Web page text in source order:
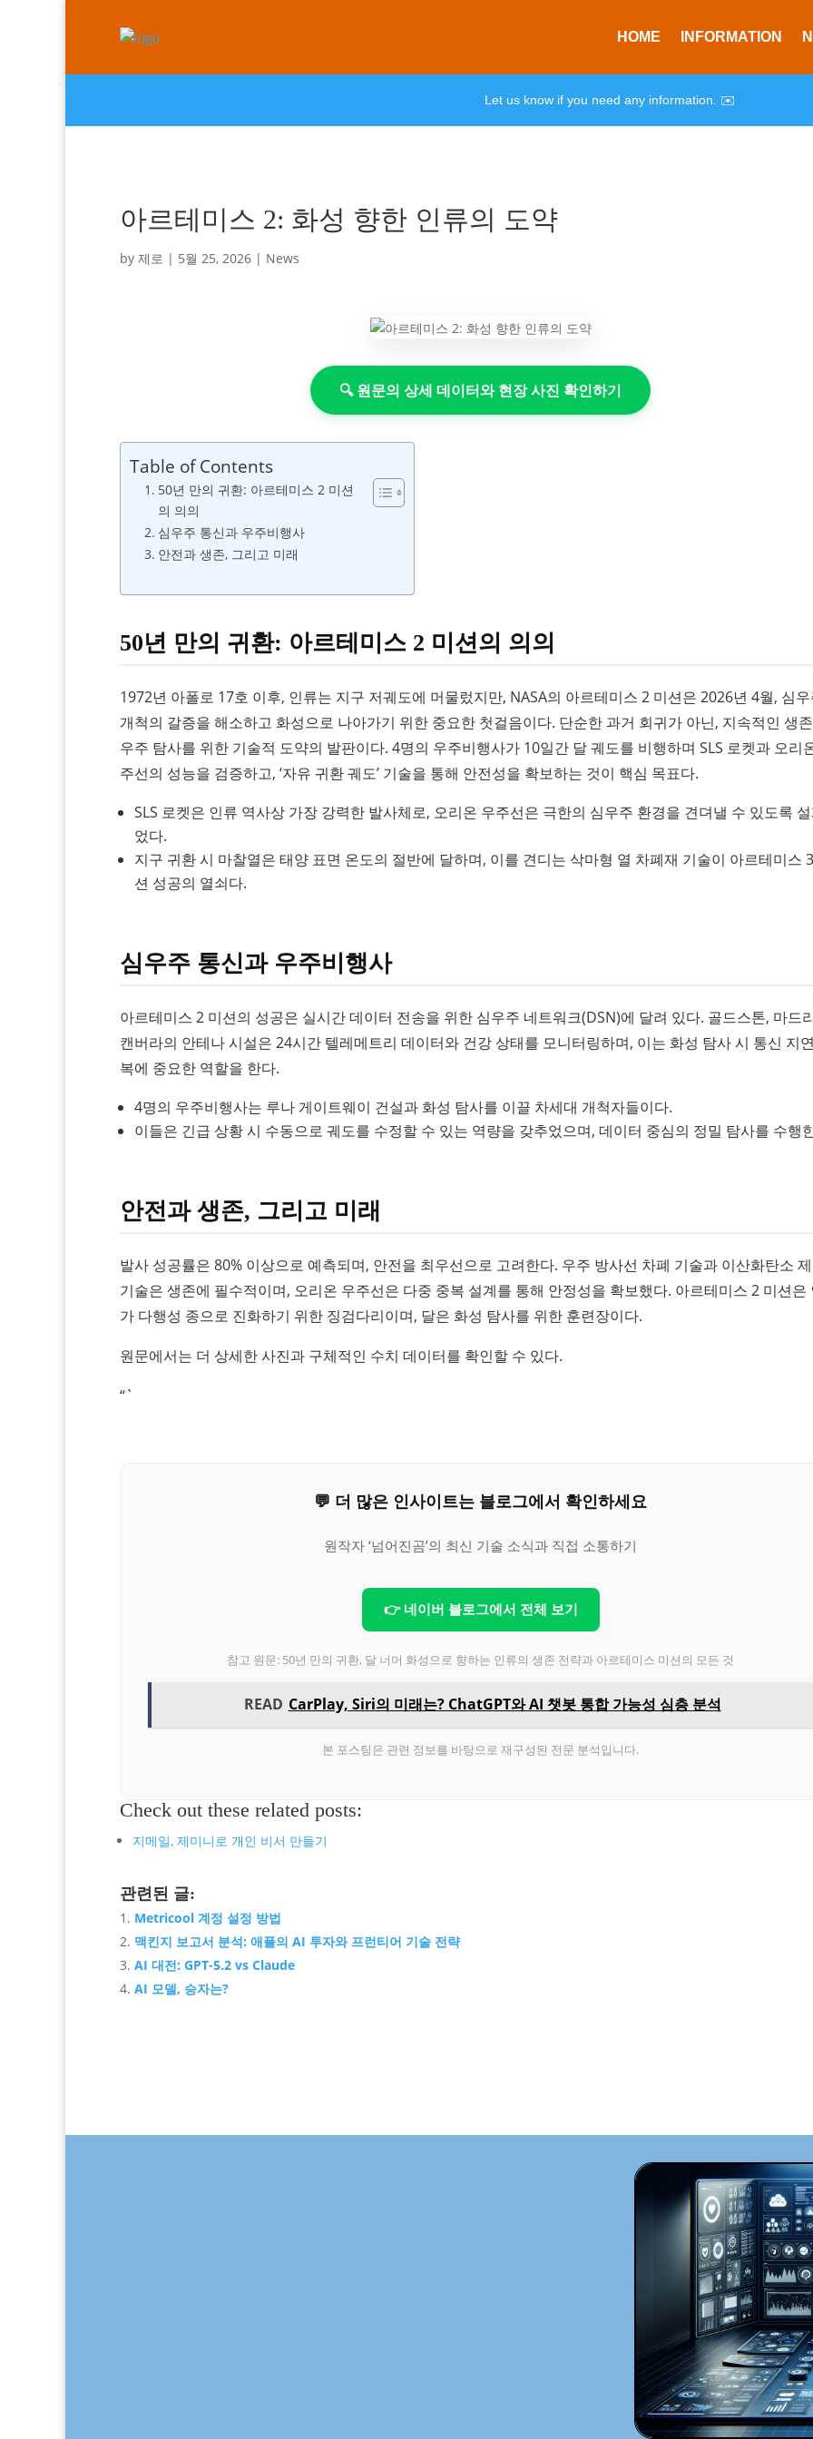
HOME INFORMATION
Let us know if you need any information. ✉️
아르테미스 2: 화성 향한 인류의 도약
by 제로 | 5월 25, 2026 | News
🔍 원문의 상세 데이터와 현장 사진 확인하기
Table of Contents
50년 만의 귀환: 아르테미스 2 미션
의 의의
심우주 통신과 우주비행사
안전과 생존, 그리고 미래
50년 만의 귀환: 아르테미스 2 미션의 의의
1972년 아폴로 17호 이후, 인류는 지구 저궤도에 머물렀지만, NASA의 아르테미스 2 미션은 2026년 4월, 심
개척의 갈증을 해소하고 화성으로 나아가기 위한 중요한 첫걸음이다. 단순한 과거 회귀가 아닌, 지속적인 생
우주 탐사를 위한 기술적 도약의 발판이다. 4명의 우주비행사가 10일간 달 궤도를 비행하며 SLS 로켓과 오리
주선의 성능을 검증하고, ‘자유 귀환 궤도’ 기술을 통해 안전성을 확보하는 것이 핵심 목표다.
SLS 로켓은 인류 역사상 가장 강력한 발사체로, 오리온 우주선은 극한의 심우주 환경을 견뎌낼 수 있도록
었다.
지구 귀환 시 마찰열은 태양 표면 온도의 절반에 달하며, 이를 견디는 삭마형 열 차폐재 기술이 아르테미스
션 성공의 열쇠다.
심우주 통신과 우주비행사
아르테미스 2 미션의 성공은 실시간 데이터 전송을 위한 심우주 네트워크(DSN)에 달려 있다. 골드스톤, 마드
캔버라의 안테나 시설은 24시간 텔레메트리 데이터와 건강 상태를 모니터링하며, 이는 화성 탐사 시 통신 지
복에 중요한 역할을 한다.
4명의 우주비행사는 루나 게이트웨이 건설과 화성 탐사를 이끌 차세대 개척자들이다.
이들은 긴급 상황 시 수동으로 궤도를 수정할 수 있는 역량을 갖추었으며, 데이터 중심의 정밀 탐사를 수행
안전과 생존, 그리고 미래
발사 성공률은 80% 이상으로 예측되며, 안전을 최우선으로 고려한다. 우주 방사선 차폐 기술과 이산화탄소
기술은 생존에 필수적이며, 오리온 우주선은 다중 중복 설계를 통해 안정성을 확보했다. 아르테미스 2 미션은
가 다행성 종으로 진화하기 위한 징검다리이며, 달은 화성 탐사를 위한 훈련장이다.
원문에서는 더 상세한 사진과 구체적인 수치 데이터를 확인할 수 있다.
“`
💬 더 많은 인사이트는 블로그에서 확인하세요
원작자 ‘넘어진곰’의 최신 기술 소식과 직접 소통하기
👉 네이버 블로그에서 전체 보기
참고 원문: 50년 만의 귀환, 달 너머 화성으로 향하는 인류의 생존 전략과 아르테미스 미션의 모든 것
READ CarPlay, Siri의 미래는? ChatGPT와 AI 챗봇 통합 가능성 심층 분석
본 포스팅은 관련 정보를 바탕으로 재구성된 전문 분석입니다.
Check out these related posts:
지메일, 제미니로 개인 비서 만들기
관련된 글:
Metricool 계정 설정 방법
맥킨지 보고서 분석: 애플의 AI 투자와 프런티어 기술 전략
AI 대전: GPT-5.2 vs Claude
AI 모델, 승자는?